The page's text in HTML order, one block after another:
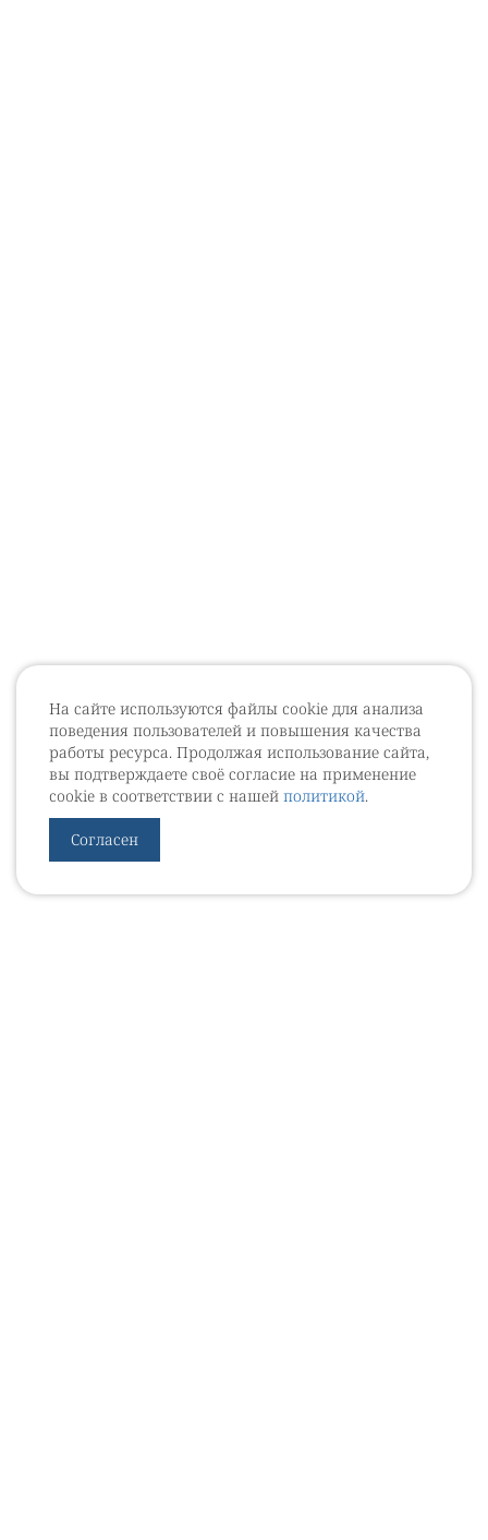
На сайте используются файлы cookie для анализа
поведения пользователей и повышения качества
работы ресурса. Продолжая использование сайта,
вы подтверждаете своё согласие на применение
cookie в соответствии с нашей политикой.
Согласен